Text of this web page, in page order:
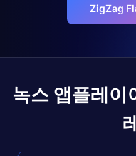
ZigZag
녹스 앱플레이